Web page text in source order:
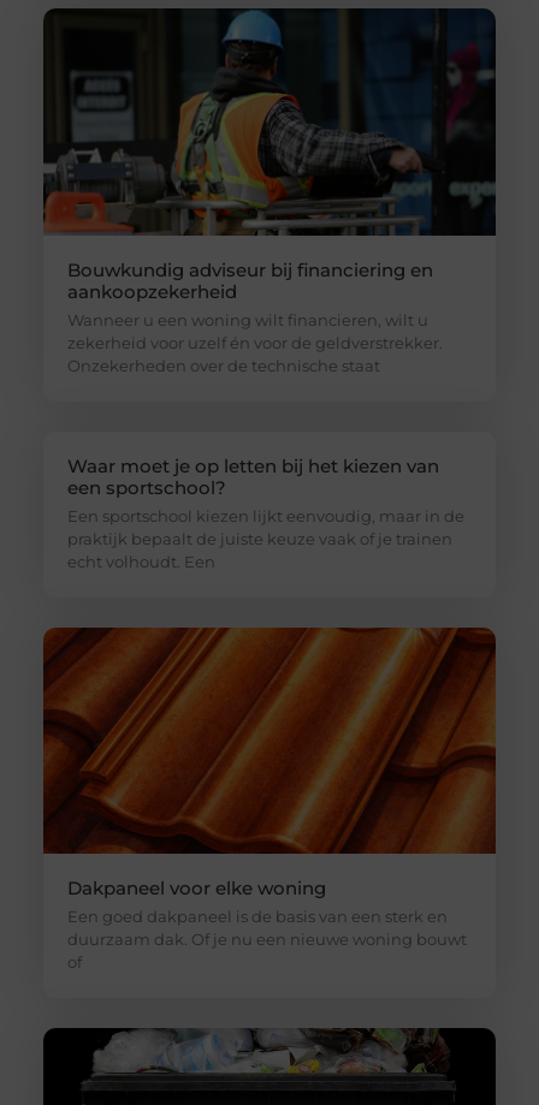
Bouwkundig adviseur bij financiering en
aankoopzekerheid
Wanneer u een woning wilt financieren, wilt u
zekerheid voor uzelf én voor de geldverstrekker.
Onzekerheden over de technische staat
Waar moet je op letten bij het kiezen van
een sportschool?
Een sportschool kiezen lijkt eenvoudig, maar in de
praktijk bepaalt de juiste keuze vaak of je trainen
echt volhoudt. Een
Dakpaneel voor elke woning
Een goed dakpaneel is de basis van een sterk en
duurzaam dak. Of je nu een nieuwe woning bouwt
of